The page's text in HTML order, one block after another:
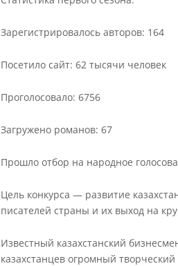
Зарегистрировалось авторов: 164
Посетило сайт: 62 тысячи человек
Проголосовало: 6756
Загружено романов: 67
Прошло отбор на народное
Цель конкурса — развитие
писателей страны и их выход на
Известный казахстанский
казахстанцев огромный